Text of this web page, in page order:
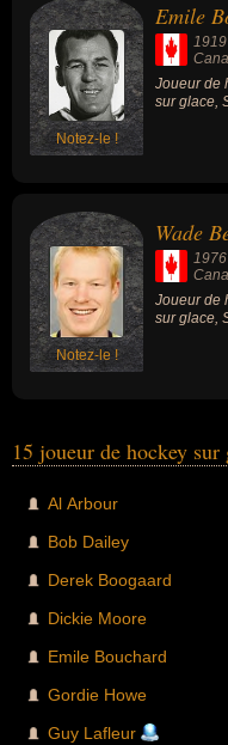
Notez-le !
Emile
1919
Joueur de
sur glace,
Notez-le !
Wade
1976
Joueur de
sur glace,
15 joueur de hockey sur
Al Arbour
Bob Dailey
Derek Boogaard
Dickie Moore
Emile Bouchard
Gordie Howe
Guy Lafleur